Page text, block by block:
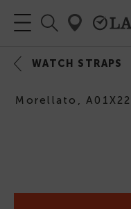
WATCH STRAPS
Morellato,